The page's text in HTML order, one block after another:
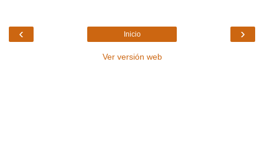
‹ ›
Inicio
Ver versión web